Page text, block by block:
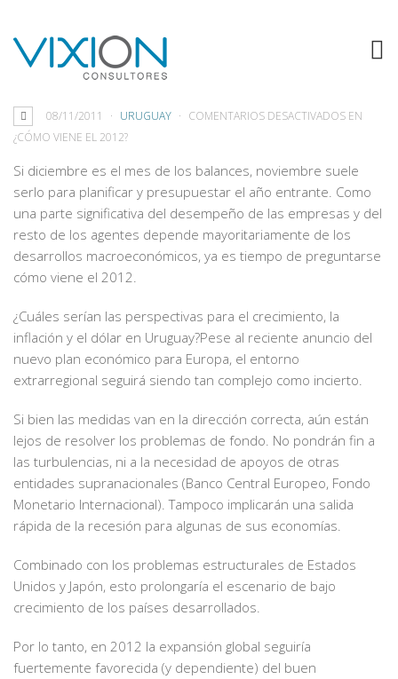
¿CÓMO VIENE EL 2012?
08/11/2011 URUGUAY COMENTARIOS DESACTIVADOS EN
¿CÓMO VIENE EL 2012?
Si diciembre es el mes de los balances, noviembre suele
serlo para planificar y presupuestar el año entrante. Como
una parte significativa del desempeño de las empresas y del
resto de los agentes depende mayoritariamente de los
desarrollos macroeconómicos, ya es tiempo de preguntarse
cómo viene el 2012.
¿Cuáles serían las perspectivas para el crecimiento, la
inflación y el dólar en Uruguay?Pese al reciente anuncio del
nuevo plan económico para Europa, el entorno
extrarregional seguirá siendo tan complejo como incierto.
Si bien las medidas van en la dirección correcta, aún están
lejos de resolver los problemas de fondo. No pondrán fin a
las turbulencias, ni a la necesidad de apoyos de otras
entidades supranacionales (Banco Central Europeo, Fondo
Monetario Internacional). Tampoco implicarán una salida
rápida de la recesión para algunas de sus economías.
Combinado con los problemas estructurales de Estados
Unidos y Japón, esto prolongaría el escenario de bajo
crecimiento de los países desarrollados.
Por lo tanto, en 2012 la expansión global seguiría
fuertemente favorecida (y dependiente) del buen